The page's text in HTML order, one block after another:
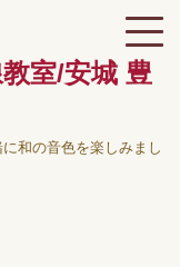
室/安城 豊
和の音色を楽しみまし